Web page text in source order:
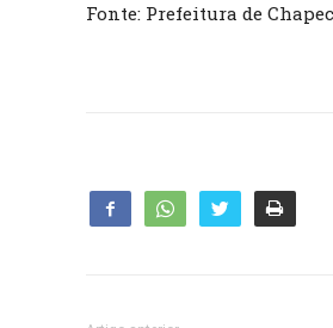
Fonte: Prefeitura de